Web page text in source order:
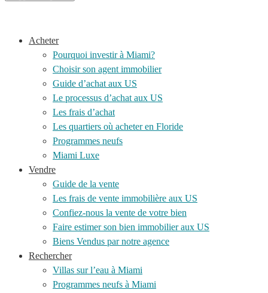
Acheter
Pourquoi investir à Miami?
Choisir son agent immobilier
Guide d’achat aux US
Le processus d’achat aux US
Les frais d’achat
Les quartiers où acheter en Floride
Programmes neufs
Miami Luxe
Vendre
Guide de la vente
Les frais de vente immobilière aux US
Confiez-nous la vente de votre bien
Faire estimer son bien immobilier aux US
Biens Vendus par notre agence
Rechercher
Villas sur l’eau à Miami
Programmes neufs à Miami